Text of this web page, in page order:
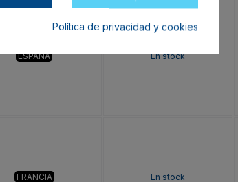
ESPAÑA En stock
FRANCIA En stock
Política de privacidad y cookies